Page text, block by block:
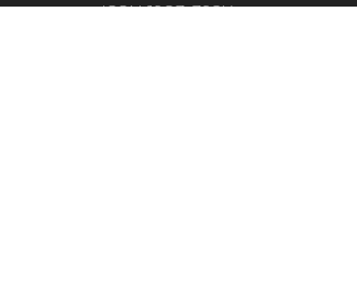
ISSN 1983-392X